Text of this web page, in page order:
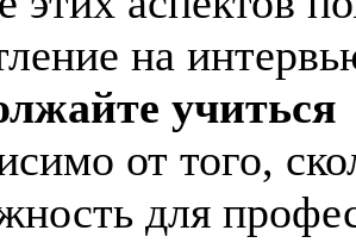
на
учиться
от того,
для